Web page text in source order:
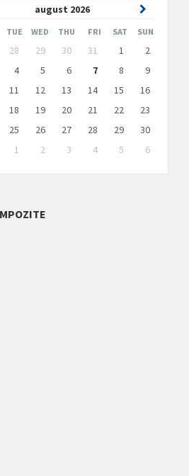
august 2026
Next
Month
TUE WED THU FRI SAT SUN
28 29 30 31 1
2
4 5 6 7 8
9
11 12 13 14 15
16
18 19 20 21 22
23
25 26 27 28 29
30
1 2 3 4 5
6